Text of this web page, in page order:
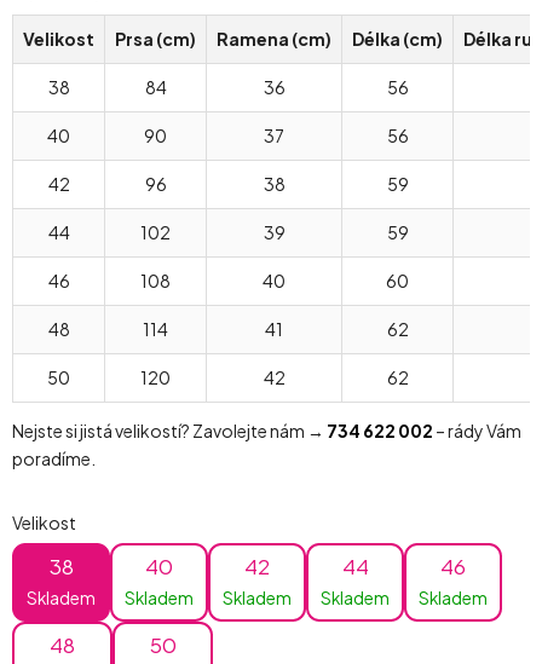
Velikost Prsa (cm) Ramena (cm) Délka (cm) Délka
38 84 36 56
40 90 37 56
42 96 38 59
44 102 39 59
46 108 40 60
48 114 41 62
50 120 42 62
Nejste si jistá velikostí? Zavolejte nám → 734 622 002 – rády Vám
poradíme.
Velikost
38
Skladem
40
Skladem
42
Skladem
44
Skladem
46
Skladem
48 50